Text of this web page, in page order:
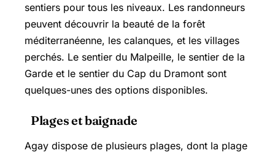
sentiers pour tous les niveaux. Les randonneurs
peuvent découvrir la beauté de la forêt
méditerranéenne, les calanques, et les villages
perchés. Le sentier du Malpeille, le sentier de la
Garde et le sentier du Cap du Dramont sont
quelques-unes des options disponibles.
Plages et baignade
Agay dispose de plusieurs plages, dont la plage